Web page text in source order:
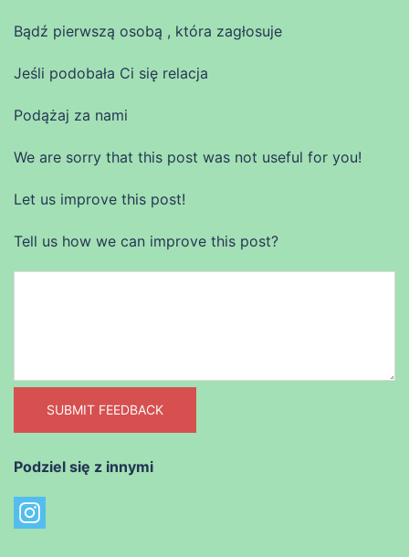
Bądź pierwszą osobą , która zagłosuje
Jeśli podobała Ci się relacja
Podążaj za nami
We are sorry that this post was not useful for you!
Let us improve this post!
Tell us how we can improve this post?
SUBMIT FEEDBACK
Podziel się z innymi